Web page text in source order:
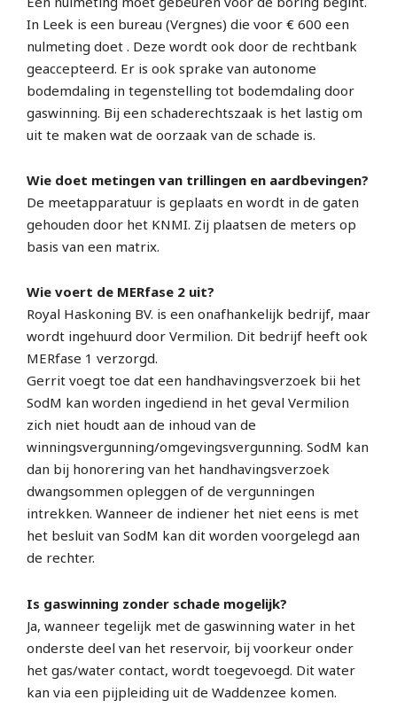
In Leek is een bureau (Vergnes) die voor € 600 een
nulmeting doet . Deze wordt ook door de rechtbank
geaccepteerd. Er is ook sprake van autonome
bodemdaling in tegenstelling tot bodemdaling door
gaswinning. Bij een schaderechtszaak is het lastig om
uit te maken wat de oorzaak van de schade is.
Wie doet metingen van trillingen en aardbevingen?
De meetapparatuur is geplaats en wordt in de gaten
gehouden door het KNMI. Zij plaatsen de meters op
basis van een matrix.
Wie voert de MERfase 2 uit?
Royal Haskoning BV. is een onafhankelijk bedrijf, maar
wordt ingehuurd door Vermilion. Dit bedrijf heeft ook
MERfase 1 verzorgd.
Gerrit voegt toe dat een handhavingsverzoek bii het
SodM kan worden ingediend in het geval Vermilion
zich niet houdt aan de inhoud van de
winningsvergunning/omgevingsvergunning. SodM kan
dan bij honorering van het handhavingsverzoek
dwangsommen opleggen of de vergunningen
intrekken. Wanneer de indiener het niet eens is met
het besluit van SodM kan dit worden voorgelegd aan
de rechter.
Is gaswinning zonder schade mogelijk?
Ja, wanneer tegelijk met de gaswinning water in het
onderste deel van het reservoir, bij voorkeur onder
het gas/water contact, wordt toegevoegd. Dit water
kan via een pijpleiding uit de Waddenzee komen.